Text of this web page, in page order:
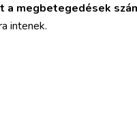
a megbetegedések
intenek.